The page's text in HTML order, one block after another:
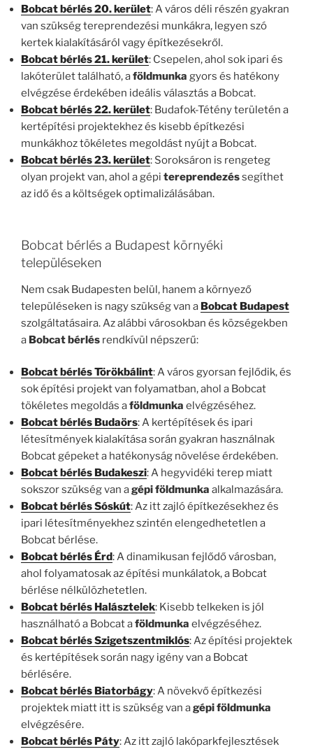
Bobcat bérlés 20. kerület: A város déli részén gyakran
van szükség tereprendezési munkákra, legyen szó
kertek kialakításáról vagy építkezésekről.
Bobcat bérlés 21. kerület: Csepelen, ahol sok ipari és
lakóterület található, aföldmunka gyors és hatékony
elvégzése érdekében ideális választás a Bobcat.
Bobcat bérlés 22. kerület: Budafok-Tétény területén a
kertépítési projektekhez és kisebb építkezési
munkákhoz tökéletes megoldást nyújt a Bobcat.
Bobcat bérlés 23. kerület: Soroksáron is rengeteg
olyan projekt van, ahol a gépi tereprendezéssegíthet
az idő és a költségek optimalizálásában.
Bobcat bérlés a Budapest környéki
településeken
Nem csak Budapesten belül, hanem a környező
településeken is nagy szükség van a Bobcat Budapest
szolgáltatásaira. Az alábbi városokban és községekben
a Bobcat bérlés rendkívül népszerű:
Bobcat bérlés Törökbálint: A város gyorsan fejlődik, és
sok építési projekt van folyamatban, ahol a Bobcat
tökéletes megoldás aföldmunka elvégzéséhez.
Bobcat bérlés Budaörs: A kertépítések és ipari
létesítmények kialakítása során gyakran használnak
Bobcat gépeket a hatékonyság növelése érdekében.
Bobcat bérlés Budakeszi: A hegyvidéki terep miatt
sokszor szükség van agépi földmunka alkalmazására.
Bobcat bérlés Sóskút: Az itt zajló építkezésekhez és
ipari létesítményekhez szintén elengedhetetlen a
Bobcat bérlése.
Bobcat bérlés Érd: A dinamikusan fejlődő városban,
ahol folyamatosak az építési munkálatok, a Bobcat
bérlése nélkülözhetetlen.
Bobcat bérlés Halásztelek: Kisebb telkeken is jól
használható a Bobcat aföldmunka elvégzéséhez.
Bobcat bérlés Szigetszentmiklós: Az építési projektek
és kertépítések során nagy igény van a Bobcat
bérlésére.
Bobcat bérlés Biatorbágy: A növekvő építkezési
projektek miatt itt is szükség van agépi földmunka
elvégzésére.
Bobcat bérlés Páty: Az itt zajló lakóparkfejlesztések